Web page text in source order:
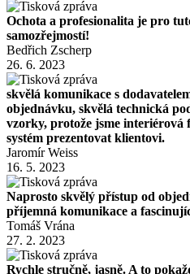
Ochota a profesionalita je pro
samozřejmostí!
Bedřich Zscherp
26. 6. 2023
skvělá komunikace s
objednávku, skvělá technická
vzorky, protože jsme interiérová
systém prezentovat klientovi.
Jaromír Weiss
16. 5. 2023
Naprosto skvělý přístup od
příjemná komunikace a
Tomáš Vrána
27. 2. 2023
Rychle stručně, jasně. A to